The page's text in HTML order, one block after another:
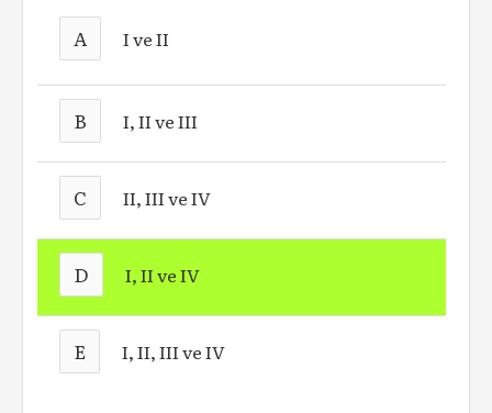
A I ve II
B I, II ve III
C II, III ve IV
D I, II ve IV
E I, II, III ve IV